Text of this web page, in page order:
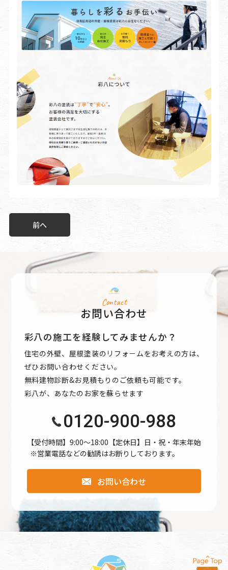
前へ
Contact
お問い合わせ
彩八の施工を経験してみませんか？
住宅の外壁、屋根塗装のリフォ－ムをお考えの方は、
ぜひお問い合わせください。
無料建物診断&お見積もりのご依頼も可能です。
彩八が、あなたのお家を蘇らせます
0120-900-988
【受付時間】9:00〜18:00【定休日】日・祝・年末年始
※営業電話などの勧誘はお断りしております。
お問い合わせ